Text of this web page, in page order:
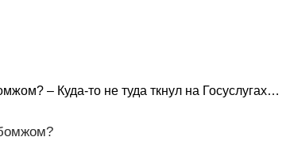
– Куда-то не туда ткнул на Госуслугах…